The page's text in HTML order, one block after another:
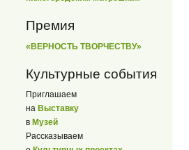
Премия
«ВЕРНОСТЬ ТВОРЧЕСТВУ»
Культурные события
Приглашаем
на Выставку
в Музей
Рассказываем